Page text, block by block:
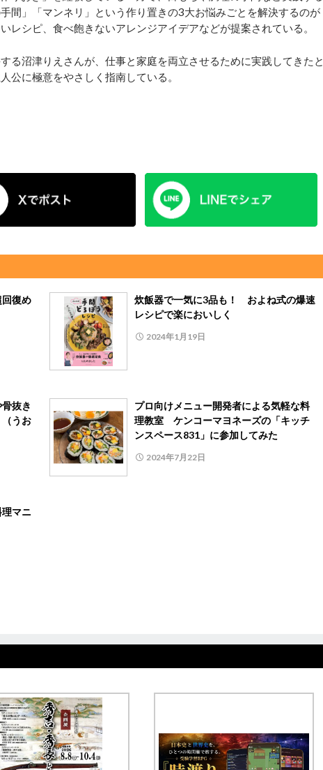
間」「マンネリ」という作り置きの3大お悩みごとを解決するのが
レシピ、食べ飽きないアレンジアイデアなどが提案されている。
る沼津りえさんが、仕事と家庭を両立させるために実践してきたと
公に極意をやさしく指南している。
復め
炊飯器で一気に3品も！ およね式の爆速
レシピで楽においしく
2024年1月19日
抜き
うお
プロ向けメニュー開発者による気軽な料
理教室 ケンコーマヨネーズの「キッチ
ンスペース831」に参加してみた
2024年7月22日
マニ